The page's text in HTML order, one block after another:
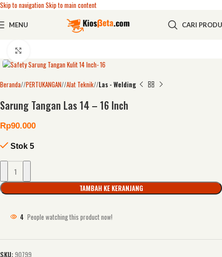
Skip to navigationSkip to main content
MENU CARI
Beranda/ PERTUKANGAN/ Alat Teknik/ Las - Welding
Sarung Tangan Las 14 – 16 Inch
Rp90.000
Stok 5
TAMBAH KE KERANJANG
4 People watching this product now!
SKU: 90799